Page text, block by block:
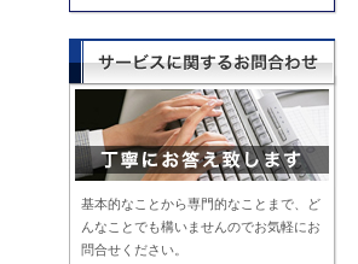
基本的なことから専門的なことまで、ど
んなことでも構いませんのでお気軽にお
問合せください。